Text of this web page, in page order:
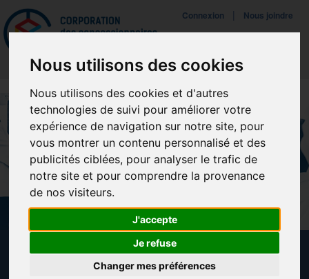
Nous utilisons des cookies
Nous utilisons des cookies et d'autres
technologies de suivi pour améliorer votre
expérience de navigation sur notre site, pour
vous montrer un contenu personnalisé et des
publicités ciblées, pour analyser le trafic de
notre site et pour comprendre la provenance
de nos visiteurs.
J'accepte
Je refuse
Changer mes préférences
Mettreà jour vos préférences de témoins
Connexion Nous joindre
CALENDRIER DES FORMATIONS